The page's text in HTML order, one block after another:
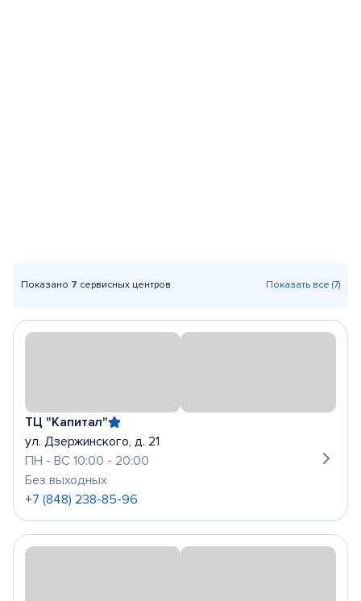
Показано 7 сервисных центров Показать все (7)
ТЦ "Капитал"
ул. Дзержинского, д. 21
ПН - ВС 10:00 - 20:00
Без выходных
+7 (848) 238-85-96